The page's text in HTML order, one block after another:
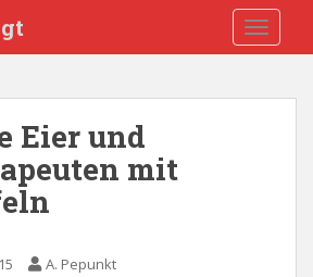
Eier und
mit
A. Pepunkt